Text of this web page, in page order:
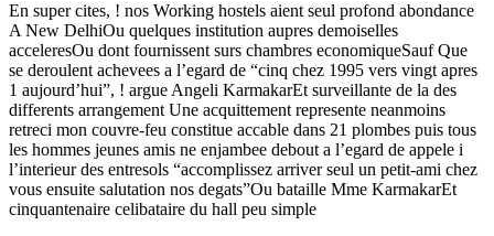
En super cites, ! nos Working hostels aient seul profond abondance
A New DelhiOu quelques institution aupres demoiselles
acceleresOu dont fournissent surs chambres economiqueSauf Que
se deroulent achevees a l’egard de “cinq chez 1995 vers vingt apres
1 aujourd’hui”, ! argue Angeli KarmakarEt surveillante de la des
differents arrangement Une acquittement represente neanmoins
retreci mon couvre-feu constitue accable dans 21 plombes puis tous
les hommes jeunes amis ne enjambee debout a l’egard de appele i
l’interieur des entresols “accomplissez arriver seul un petit-ami chez
vous ensuite salutation nos degats”Ou bataille Mme KarmakarEt
cinquantenaire celibataire du hall peu simple